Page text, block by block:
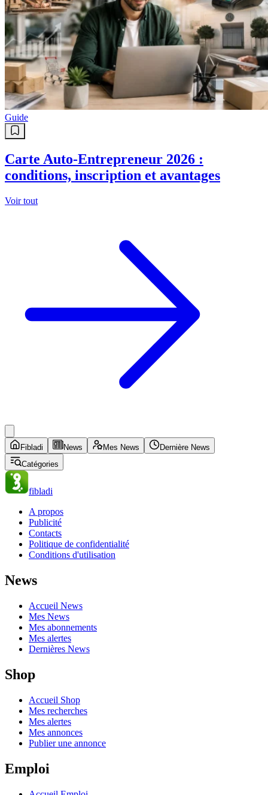
Guide
Carte Auto-Entrepreneur 2026 :
conditions, inscription et avantages
Voir tout
Fibladi News Mes News
Dernière News
Catégories
fibladi
A propos
Publicité
Contacts
Politique de confidentialité
Conditions d'utilisation
News
Accueil News
Mes News
Mes abonnements
Mes alertes
Dernières News
Shop
Accueil Shop
Mes recherches
Mes alertes
Mes annonces
Publier une annonce
Emploi